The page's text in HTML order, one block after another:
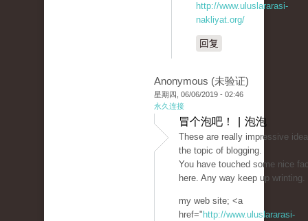
http://www.uluslararasi-
nakliyat.org/
回复
Anonymous (未验证)
星期四, 06/06/2019 - 02:46
永久连接
冒个泡吧！ | 泡泡
These are really impressive
the topic of blogging.
You have touched some nice
here. Any way keep up wrinting.
my web site; <a
href=" http://www.uluslararasi-